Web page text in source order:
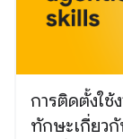
การติดตั้งใช้
ทักษะเกี่ยว